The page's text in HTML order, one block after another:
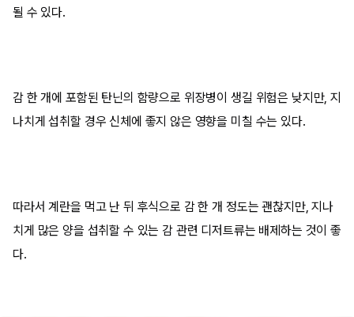
될 수 있다.
감 한 개에 포함된 탄닌의 함량으로 위장병이 생길 위험은 낮지만, 지
나치게 섭취할 경우 신체에 좋지 않은 영향을 미칠 수는 있다.
따라서 계란을 먹고 난 뒤 후식으로 감 한 개 정도는 괜찮지만, 지나
치게 많은 양을 섭취할 수 있는 감 관련 디저트류는 배제하는 것이 좋
다.